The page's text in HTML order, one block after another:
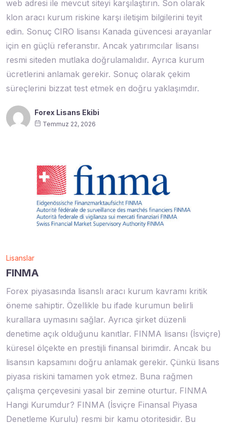
web adresi ile mevcut siteyi karşılaştırın. Son olarak
klon aracı kurum riskine karşı iletişim bilgilerini teyit
edin. Sonuç CIRO lisansı Kanada güvencesi arayanlar
için en güçlü referanstır. Ancak yatırımcılar lisansı
resmi siteden mutlaka doğrulamalıdır. Ayrıca kurum
ücretlerini anlamak gerekir. Sonuç olarak çekim
süreçlerini bizzat test etmek en doğru yaklaşımdır.
Forex Lisans Ekibi
Temmuz 22, 2026
Lisanslar
FINMA
Forex piyasasında lisanslı aracı kurum kavramı kritik
öneme sahiptir. Özellikle bu ifade kurumun belirli
kurallara uymasını sağlar. Ayrıca şirket düzenli
denetime açık olduğunu kanıtlar. FINMA lisansı (İsviçre)
küresel ölçekte en prestijli finansal birimdir. Ancak bu
lisansın kapsamını doğru anlamak gerekir. Çünkü lisans
piyasa riskini tamamen yok etmez. Buna rağmen
çalışma çerçevesini yasal bir zemine oturtur. FINMA
Hangi Kurumdur? FINMA (İsviçre Finansal Piyasa
Denetleme Kurulu) resmi bir kamu otoritesidir. Bu